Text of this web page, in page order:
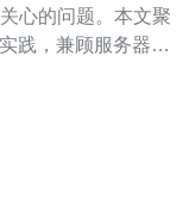
心的问题。本文聚
践，兼顾服务器、